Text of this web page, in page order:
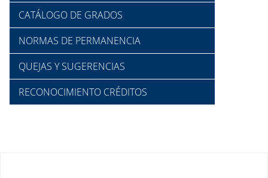
CATÁLOGO DE GRADOS
NORMAS DE PERMANENCIA
QUEJAS Y SUGERENCIAS
RECONOCIMIENTO CRÉDITOS